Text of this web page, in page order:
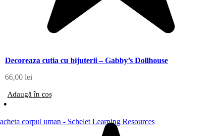
Decoreaza cutia cu bijuterii – Gabby’s Dollhouse
66,00 lei
Adaugă în coș